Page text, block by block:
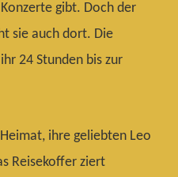
gibt. Doch der
sie auch dort. Die
24 Stunden bis zur
ihre geliebten Leo
Reisekoffer ziert